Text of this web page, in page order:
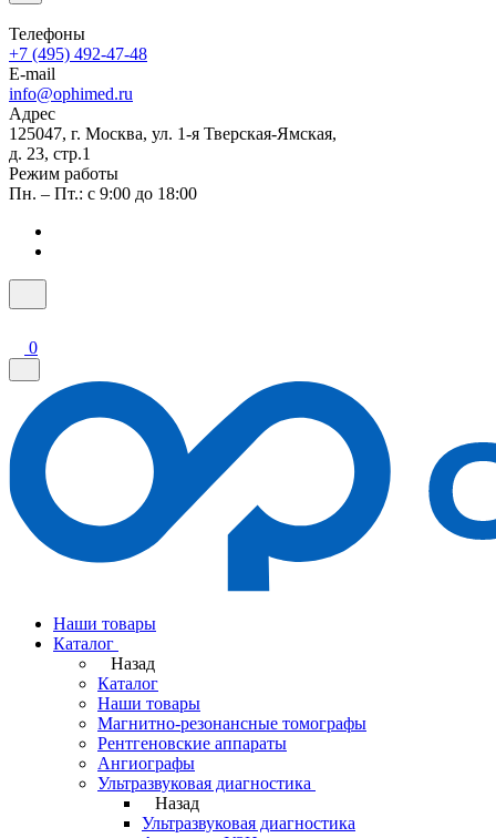
Телефоны
+7 (495) 492-47-48
E-mail
info@ophimed.ru
Адрес
125047, г. Москва, ул. 1-я Тверская-Ямская,
д. 23, стр.1
Режим работы
Пн. – Пт.: с 9:00 до 18:00
0
Наши товары
Каталог
Назад
Каталог
Наши товары
Магнитно-резонансные томографы
Рентгеновские аппараты
Ангиографы
Ультразвуковая диагностика
Назад
Ультразвуковая диагностика